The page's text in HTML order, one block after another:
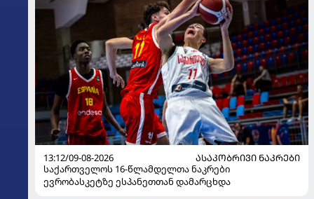
13:12/09-08-2026
ᲐᲡᲐᲙᲝᲑᲠᲘᲕᲘ ᲜᲐᲙᲠᲔᲑᲘ
საქართველოს 16-წლამდელთა ნაკრები
ევრობასკეტზე ესპანეთთან დამარცხდა